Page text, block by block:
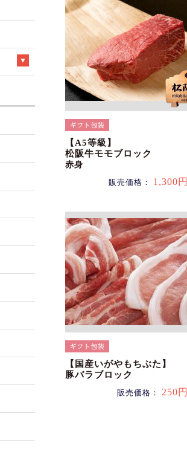
【A5等級】
松阪牛モモブロック
赤身
販売価格： 1,300円
【国産いがやもちぶた】
豚バラブロック
販売価格： 250円